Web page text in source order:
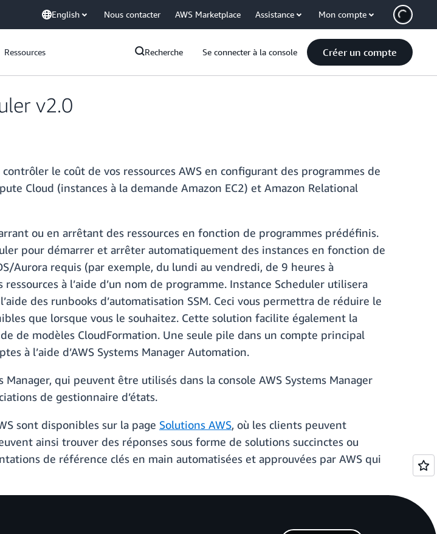
English Nous contacter AWS Marketplace Assistance Mon compte
Ressources Recherche Se connecter à la console Créer un compte
v2.0
le coût de vos ressources AWS en configurant des programmes de
Cloud (instances à la demande Amazon EC2) et Amazon Relational
ou en arrêtant des ressources en fonction de programmes prédéfinis.
pour démarrer et arrêter automatiquement des instances en fonction de
Aurora requis (par exemple, du lundi au vendredi, de 9 heures à
à l’aide d’un nom de programme. Instance Scheduler utilisera
des runbooks d’automatisation SSM. Ceci vous permettra de réduire le
que lorsque vous le souhaitez. Cette solution facilite également la
de modèles CloudFormation. Une seule pile dans un compte principal
à l’aide d’AWS Systems Manager Automation.
qui peuvent être utilisés dans la console AWS Systems Manager
de gestionnaire d’états.
sont disponibles sur la page Solutions AWS, où les clients peuvent
ainsi trouver des réponses sous forme de solutions succinctes ou
de référence clés en main automatisées et approuvées par AWS qui